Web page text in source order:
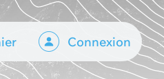
Connexion